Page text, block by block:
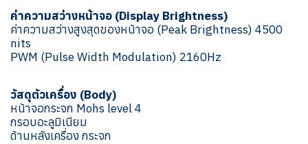
ค่าความสว่างหน้าจอ (Display Brightness)
ค่าความสว่างสูงสุดของหน้าจอ (Peak Brightness) 4500
nits
PWM (Pulse Width Modulation) 2160Hz
วัสดุตัวเครื่อง (Body)
หน้าจอกระจก Mohs level 4
กรอบอะลูมิเนียม
ด้านหลังเครื่อง กระจก